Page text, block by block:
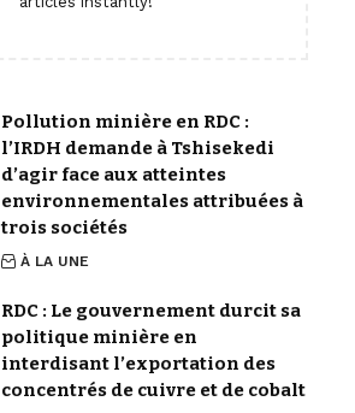
Pollution minière en RDC :
l’IRDH demande à Tshisekedi
d’agir face aux atteintes
environnementales attribuées à
trois sociétés
À LA UNE
RDC : Le gouvernement durcit sa
politique minière en
interdisant l’exportation des
concentrés de cuivre et de cobalt